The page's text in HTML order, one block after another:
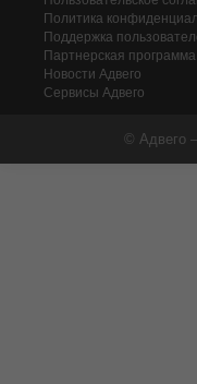
Политика
Поддержка
Партнерская программа
Новости Адвего
Сервисы Адвего
© Адвего